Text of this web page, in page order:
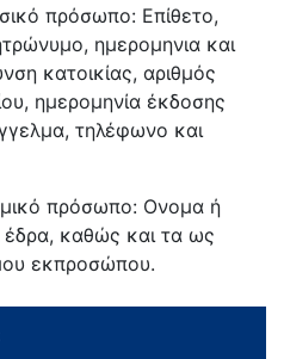
πρόσωπο: Επίθετο,
ημερομηνια και
κατοικίας, αριθμός
ημερομηνία έκδοσης
τηλέφωνο και
πρόσωπο: Ονομα ή
έδρα, καθώς και τα ως
εκπροσώπου.